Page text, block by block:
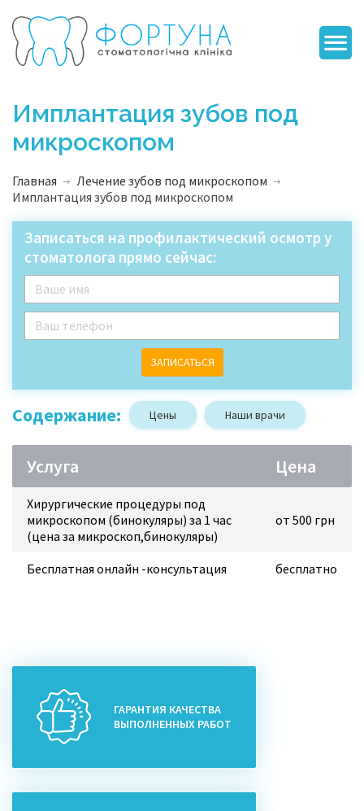
Имплантация зубов под
микроскопом
Главная
Лечение зубов под микроскопом
Имплантация зубов под микроскопом
Записаться на профилактический осмотр у
стоматолога прямо сейчас:
ЗАПИСАТЬСЯ
Содержание: Цены Наши врачи
Услуга Цена
Хирургические процедуры под
микроскопом (бинокуляры) за 1 час
(цена за микроскоп,бинокуляры)
от 500 грн
Бесплатная онлайн -консультация бесплатно
ГАРАНТИЯ КАЧЕСТВА
ВЫПОЛНЕННЫХ РАБОТ